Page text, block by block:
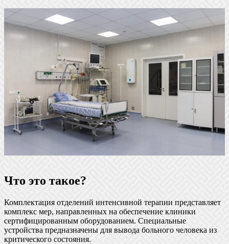
Что это такое?
Комплектация отделений интенсивной терапии представляет
комплекс мер, направленных на обеспечение клиники
сертифицированным оборудованием. Специальные
устройства предназначены для вывода больного человека из
критического состояния.